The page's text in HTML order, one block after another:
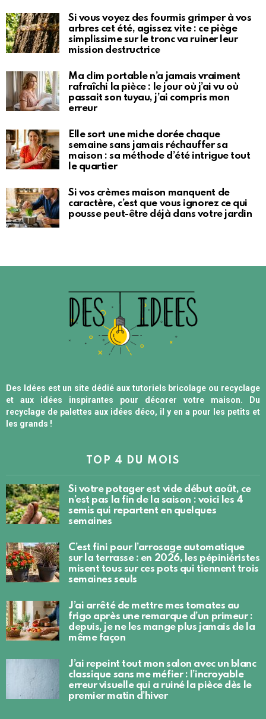
Si vous voyez des fourmis grimper à vos
arbres cet été, agissez vite : ce piège
simplissime sur le tronc va ruiner leur
mission destructrice
Ma clim portable n’a jamais vraiment
rafraîchi la pièce : le jour où j’ai vu où
passait son tuyau, j’ai compris mon
erreur
Elle sort une miche dorée chaque
semaine sans jamais réchauffer sa
maison : sa méthode d’été intrigue tout
le quartier
Si vos crèmes maison manquent de
caractère, c’est que vous ignorez ce qui
pousse peut-être déjà dans votre jardin
Des Idées est un site dédié aux tutoriels bricolage ou recyclage
et aux idées inspirantes pour décorer votre maison. Du
recyclage de palettes aux idées déco, il y en a pour les petits et
les grands !
TOP 4 DU MOIS
Si votre potager est vide début août, ce
n’est pas la fin de la saison : voici les 4
semis qui repartent en quelques
semaines
C’est fini pour l’arrosage automatique
sur la terrasse : en 2026, les pépiniéristes
misent tous sur ces pots qui tiennent trois
semaines seuls
J’ai arrêté de mettre mes tomates au
frigo après une remarque d’un primeur :
depuis, je ne les mange plus jamais de la
même façon
J’ai repeint tout mon salon avec un blanc
classique sans me méfier : l’incroyable
erreur visuelle qui a ruiné la pièce dès le
premier matin d’hiver